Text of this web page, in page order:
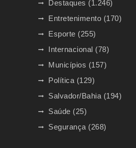
Destaques (1.246)
Entretenimento (170)
Esporte (255)
Internacional (78)
Municípios (157)
Política (129)
Salvador/Bahia (194)
Saúde (25)
Segurança (268)